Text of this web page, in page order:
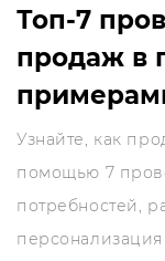
Топ-7
продаж в
Узнайте, как
помощью 7
потребностей,